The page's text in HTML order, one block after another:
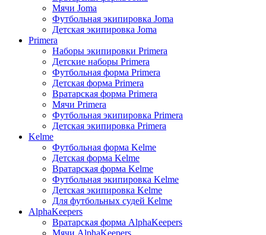
Мячи Joma
Футбольная экипировка Joma
Детская экипировка Joma
Primera
Наборы экипировки Primera
Детские наборы Primera
Футбольная форма Primera
Детская форма Primera
Вратарская форма Primera
Мячи Primera
Футбольная экипировка Primera
Детская экипировка Primera
Kelme
Футбольная форма Kelme
Детская форма Kelme
Вратарская форма Kelme
Футбольная экипировка Kelme
Детская экипировка Kelme
Для футбольных судей Kelme
AlphaKeepers
Вратарская форма AlphaKeepers
Мячи AlphaKeepers